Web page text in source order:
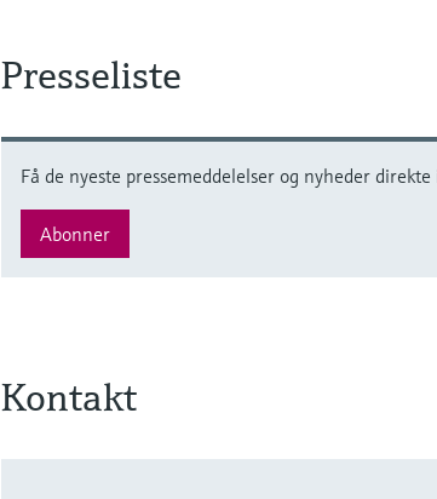
Presseliste
Få de nyeste pressemeddelelser og nyheder
Abonner
Kontakt